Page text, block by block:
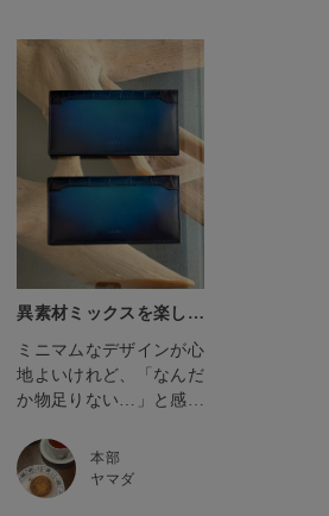
異素材ミックスを楽し
ミニマムなデザインが心
地よいけれど、「なんだ
か物足りない…」と感じ
そんな時にぜひ手に取っ
ていただきたいのが、
「cobweb」シリーズ。
本部
ヤマダ